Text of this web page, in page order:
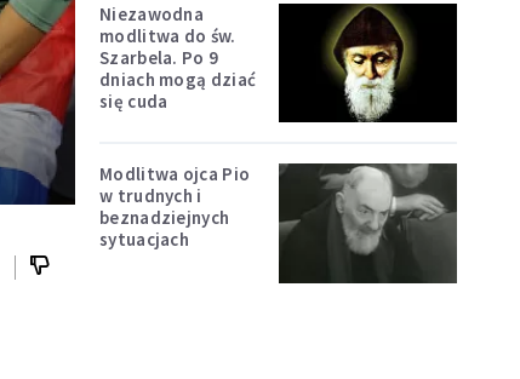
Niezawodna
modlitwa do św.
Szarbela. Po 9
dniach mogą dziać
się cuda
Modlitwa ojca Pio
w trudnych i
beznadziejnych
sytuacjach